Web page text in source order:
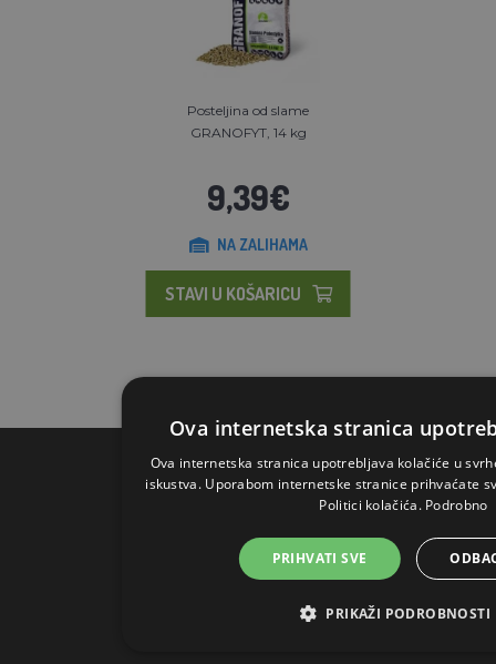
Posteljina od slame
GRANOFYT, 14 kg
9,39€
NA ZALIHAMA
STAVI U KOŠARICU
KONTAKTI
AGROFORTEL, S.R.O.
Slatinska 7
10360 Zagreb-Sesvete
Ova internetska stranica
Ova internetska stranica upotrebljava kolačiće u
iskustva. Uporabom internetske stranice prihvaćate
Politici kolačića. Podrobno
PRIHVATI SVE
PRIKAŽI PODROBNOSTI